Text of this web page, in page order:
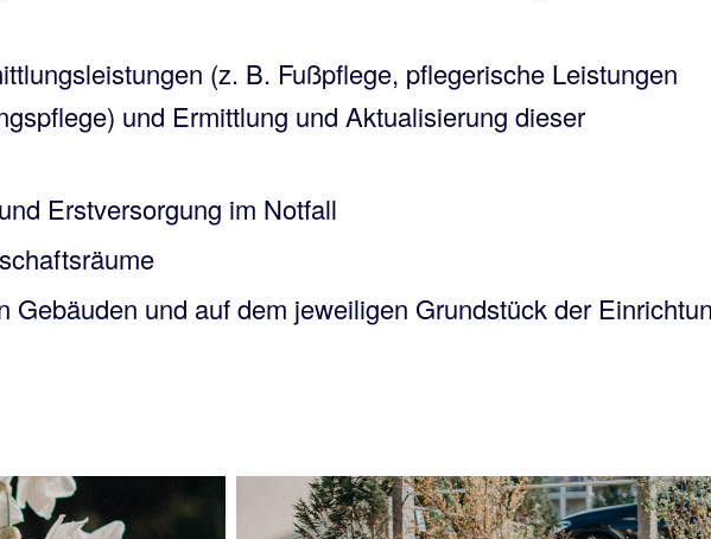
(z. B. Fußpflege, pflegerische Leistungen
und Ermittlung und Aktualisierung dieser
Erstversorgung im Notfall
Gebäuden und auf dem jeweiligen Grundstück der